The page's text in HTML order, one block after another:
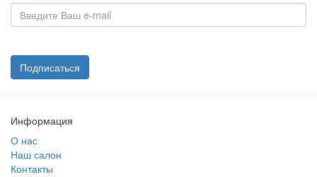
Подписаться
Информация
О нас
Наш салон
Контакты